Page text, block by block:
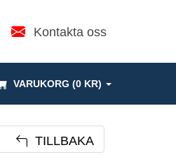
Kontakta oss
VARUKORG (0 KR)
TILLBAKA